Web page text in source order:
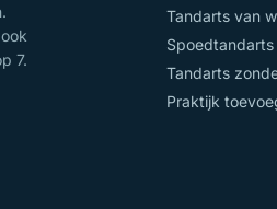
7.
Tandarts van
Spoedtandarts
Tandarts
Praktijk